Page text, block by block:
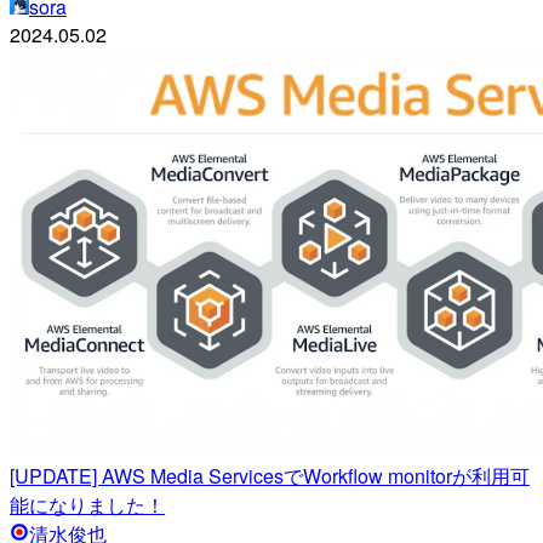
sora
2024.05.02
[UPDATE] AWS Media ServicesでWorkflow monitorが利用可
能になりました！
清水俊也